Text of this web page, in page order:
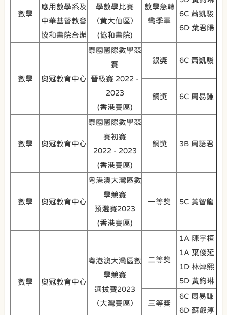
數學
應用數學系及
中華基督教會
協和書院合辦
學數學比賽
（黄大仙區）
(協和書院)
數學急轉
彎季軍
6C 蕭凱駿
6D 葉君陽
數學 奧冠教育中心
泰國國際數學競
賽
晉級賽 2022 -
2023
(香港賽區)
銀獎 6C 蕭凱駿
銅獎 6C 周易謙
數學 奧冠教育中心
泰國國際數學競
賽初賽
2022 - 2023
(香港賽區)
銅獎 3B 周語君
數學 奧冠教育中心
粵港澳大灣區數
學競賽
預選賽2023
(香港賽區)
一等獎 5C 黃智龍
數學 奧冠教育中心
粵港澳大灣區數
學競賽
選拔賽2023
（大灣賽區）
二等獎
1A 陳宇桓
1A 葉俊延
1D 林焯熙
5D 黃鈞琳
三等獎
6C 周易謙
6D 蘇叡淳